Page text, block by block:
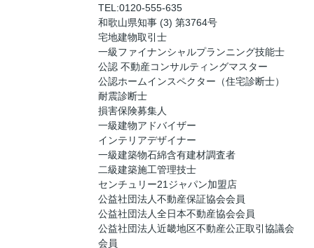
TEL:0120-555-635
和歌山県知事 (3) 第3764号
宅地建物取引士
一級ファイナンシャルプランニング技能士
公認 不動産コンサルティングマスター
公認ホームインスペクター（住宅診断士）
耐震診断士
損害保険募集人
一級建物アドバイザー
インテリアデザイナー
一級建築物石綿含有建材調査者
二級建築施工管理技士
センチュリー21ジャパン加盟店
公益社団法人不動産保証協会会員
公益社団法人全日本不動産協会会員
公益社団法人近畿地区不動産公正取引協議会
会員